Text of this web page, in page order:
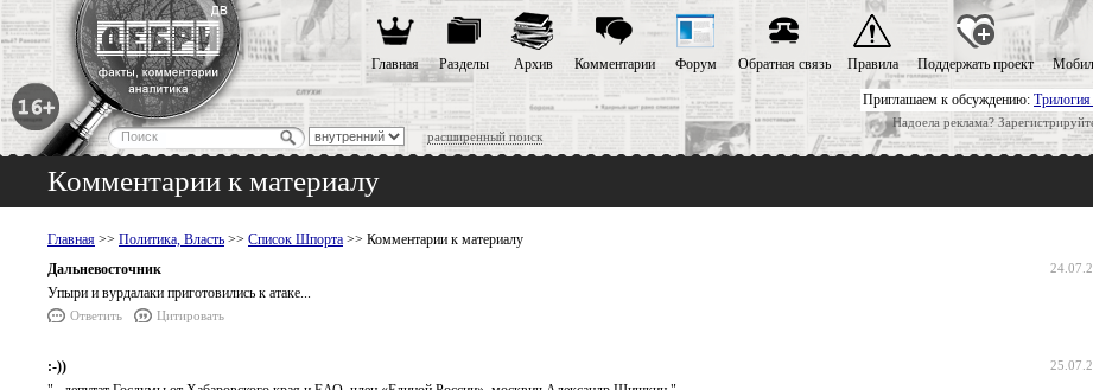
Приглашаем к обсуждению:
Надоела реклама?
расширенный поиск
Главная Разделы Архив Комментарии Форум Обратная связь Правила Поддержать проект
Комментарии к материалу
Главная >> Политика, Власть >> Список Шпорта >> Комментарии к материалу
Дальневосточник
Упыри и вурдалаки приготовились к атаке...
Ответить Цитировать
:-))